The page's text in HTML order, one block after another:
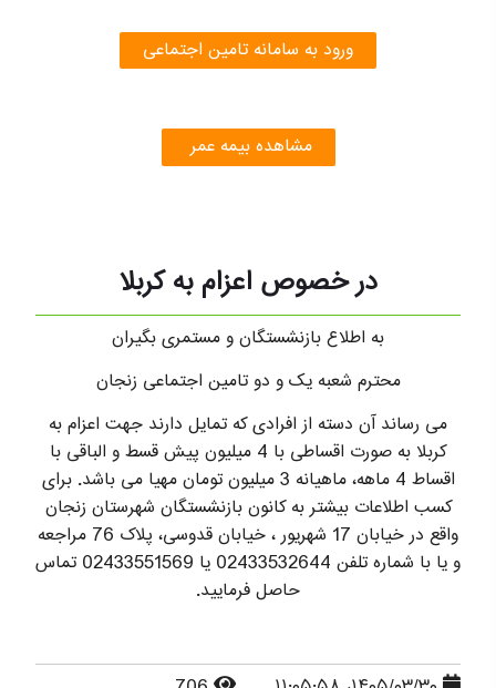
ورود به سامانه تامین اجتماعی
مشاهده بیمه عمر
در خصوص اعزام به کربلا
به اطلاع بازنشستگان و مستمری بگیران
محترم شعبه یک و دو تامین اجتماعی زنجان
می رساند آن دسته از افرادی که تمایل دارند جهت اعزام به
کربلا به صورت اقساطی با 4 میلیون پیش قسط و الباقی با
اقساط 4 ماهه، ماهیانه 3 میلیون تومان مهیا می باشد. برای
کسب اطلاعات بیشتر به کانون بازنشستگان شهرستان زنجان
واقع در خیابان 17 شهریور ، خیابان قدوسی، پلاک 76 مراجعه
و یا با شماره تلفن 02433532644 یا 02433551569 تماس
حاصل فرمایید.